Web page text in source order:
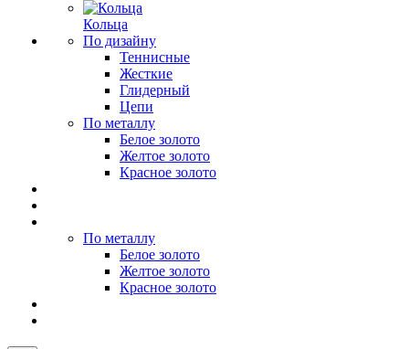
Кольца
По дизайну
Теннисные
Жесткие
Глидерный
Цепи
По металлу
Белое золото
Желтое золото
Красное золото
По металлу
Белое золото
Желтое золото
Красное золото